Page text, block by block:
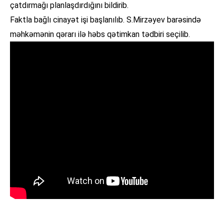
çatdırmağı planlaşdırdığını bildirib.
Faktla bağlı cinayət işi başlanılıb. S.Mirzəyev barəsində
məhkəmənin qərarı ilə həbs qətimkan tədbiri seçilib.